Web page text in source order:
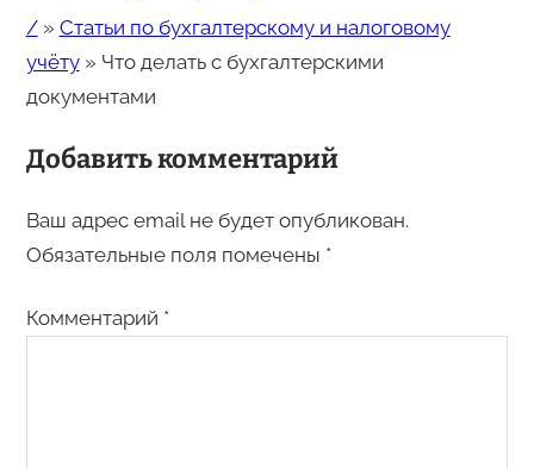
/» Статьи по бухгалтерскому и налоговому
учёту» Что делать с бухгалтерскими
документами
Добавить комментарий
Ваш адрес email не будет опубликован.
Обязательные поля помечены *
Комментарий *